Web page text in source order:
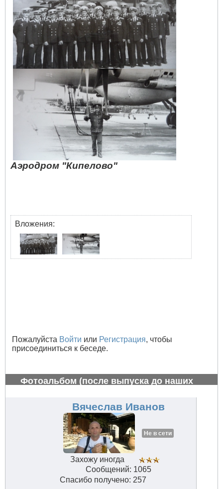
Аэродром "Кипелово"
Вложения:
Пожалуйста Войти или Регистрация, чтобы
присоединиться к беседе.
Фотоальбом (после выпуска до наших
Вячеслав Иванов
Не в сети
Захожу иногда
Сообщений: 1065
Спасибо получено: 257